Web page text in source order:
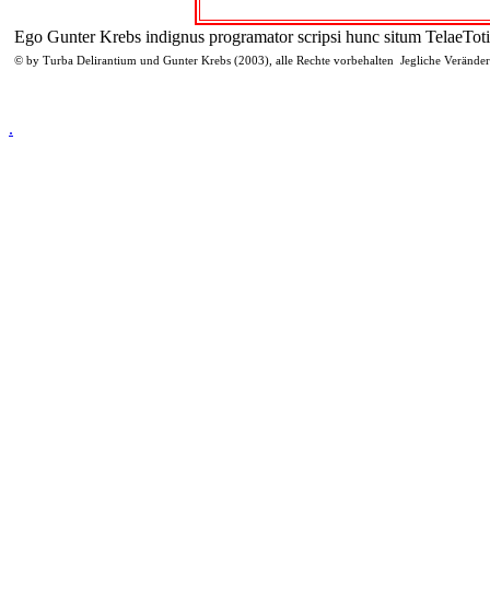
Ego Gunter Krebs indignus programator scripsi hunc situm
© by Turba Delirantium und Gunter Krebs (2003), alle Rechte vorbehalten Jegliche
.